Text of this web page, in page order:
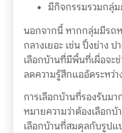
มีกิจกรรมรวมกลุ่
นอกจากนี้ หากกลุ่มมีรถ
กลางเยอะ เช่น ปิ้งย่าง
เลือกบ้านที่มีพื้นที่เผื่อจะ
ลดความรู้สึกแออัดระหว่
การเลือกบ้านที่รองรับมา
หมายความว่าต้องเลือก
เลือกบ้านที่สมดุลกับรูปแ